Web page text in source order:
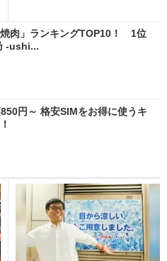
焼肉」ランキングTOP10！ 1位
-ushi...
円～ 格安SIMをお得に使うキ